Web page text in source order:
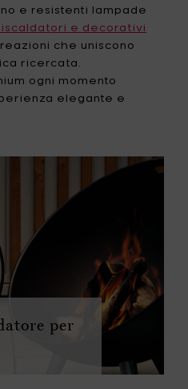
e resistenti lampade
e decorativi
che uniscono
ricercata.
ogni momento
elegante e
per